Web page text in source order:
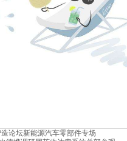
论坛新能源汽车零部件专场